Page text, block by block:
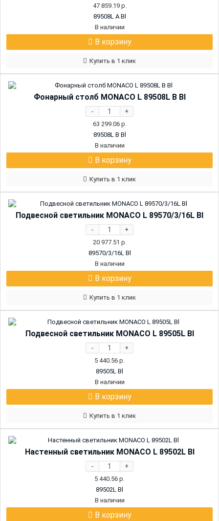
47 859.19р.
89508L A Bl
В наличии
В корзину
Купить в 1 клик
Фонарный столб MONACO L 89508L B Bl
- +
63 299.06р.
89508L B Bl
В наличии
В корзину
Купить в 1 клик
Подвесной светильник MONACO L 89570/3/16L Bl
- +
20 977.51 р.
89570/3/16L Bl
В наличии
В корзину
Купить в 1 клик
Подвесной светильник MONACO L 89505L Bl
- +
5 440.56 р.
89505L Bl
В наличии
В корзину
Купить в 1 клик
Настенный светильник MONACO L 89502L Bl
- +
5 440.56 р.
89502L Bl
В наличии
В корзину